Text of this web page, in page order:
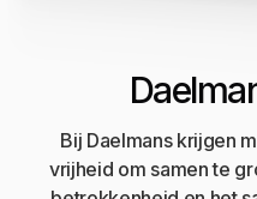
Bij Daelmans krijgen
vrijheid om samen te